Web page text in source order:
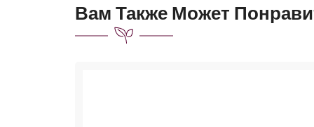
Вам Также Может